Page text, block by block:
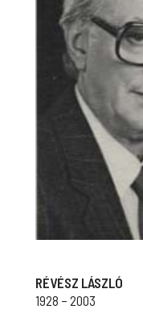
RÉVÉSZ LÁSZLÓ
1928 – 2003